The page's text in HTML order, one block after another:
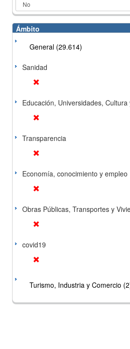
Ámbito
General (29.614)
Sanidad
Educación, Universidades,
Transparencia
Economía, conocimiento y empleo
Obras Públicas, Transportes y
covid19
Turismo, Industria y Comercio